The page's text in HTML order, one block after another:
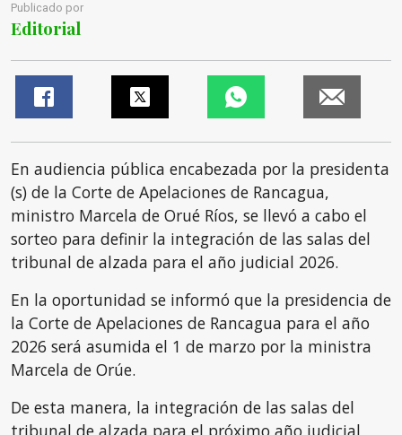
Publicado por
Editorial
En audiencia pública encabezada por la presidenta
(s) de la Corte de Apelaciones de Rancagua,
ministro Marcela de Orué Ríos, se llevó a cabo el
sorteo para definir la integración de las salas del
tribunal de alzada para el año judicial 2026.
En la oportunidad se informó que la presidencia de
la Corte de Apelaciones de Rancagua para el año
2026 será asumida el 1 de marzo por la ministra
Marcela de Orúe.
De esta manera, la integración de las salas del